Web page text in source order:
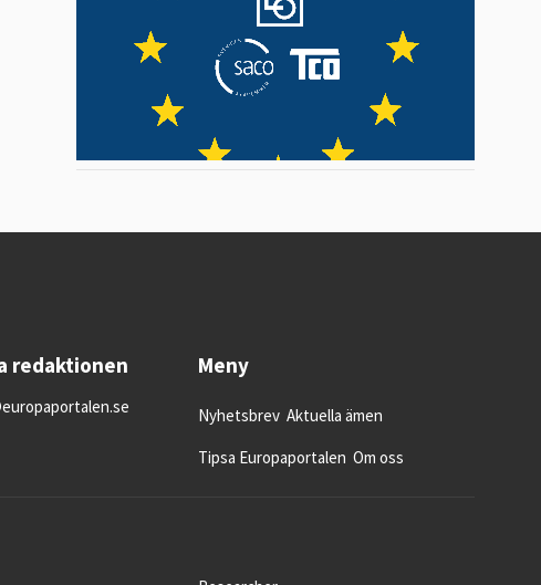
redaktionen Meny
Nyhetsbrev Aktuella ämen
Tipsa Europaportalen Om oss